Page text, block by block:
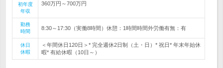
初年度
年収
360万円～700万円
勤務
時間
8:30～17:30（実働8時間）休憩：1時間時間外労働有無：有
休日
休暇
＜年間休日120日＞* 完全週休2日制（土・日）* 祝日* 年末年始休
暇* 有給休暇（10日～）